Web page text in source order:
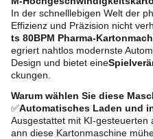
In der schnelllebigen Welt der
Effizienz und Präzision nicht
ts 80BPM Pharma-
egriert nahtlos modernste
Design und bietet eine
ckungen.
Warum wählen Sie diese
✅Automatisches Laden und
Ausgestattet mit KI-
ann diese Kartonmaschine